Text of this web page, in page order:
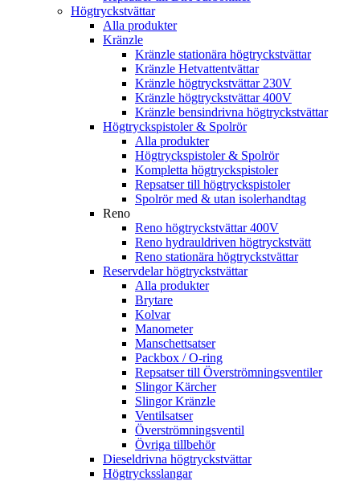
Högtryckstvättar
Alla produkter
Kränzle
Kränzle stationära högtryckstvättar
Kränzle Hetvattentvättar
Kränzle högtryckstvättar 230V
Kränzle högtryckstvättar 400V
Kränzle bensindrivna högtryckstvättar
Högtryckspistoler & Spolrör
Alla produkter
Högtryckspistoler & Spolrör
Kompletta högtryckspistoler
Repsatser till högtryckspistoler
Spolrör med & utan isolerhandtag
Reno
Reno högtryckstvättar 400V
Reno hydrauldriven högtryckstvätt
Reno stationära högtryckstvättar
Reservdelar högtryckstvättar
Alla produkter
Brytare
Kolvar
Manometer
Manschettsatser
Packbox / O-ring
Repsatser till Överströmningsventiler
Slingor Kärcher
Slingor Kränzle
Ventilsatser
Överströmningsventil
Övriga tillbehör
Dieseldrivna högtryckstvättar
Högtrycksslangar